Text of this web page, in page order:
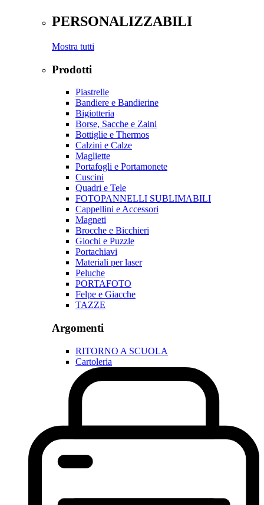
PERSONALIZZABILI
Mostra tutti
Prodotti
Piastrelle
Bandiere e Bandierine
Bigiotteria
Borse, Sacche e Zaini
Bottiglie e Thermos
Calzini e Calze
Magliette
Portafogli e Portamonete
Cuscini
Quadri e Tele
FOTOPANNELLI SUBLIMABILI
Cappellini e Accessori
Magneti
Brocche e Bicchieri
Giochi e Puzzle
Portachiavi
Materiali per laser
Peluche
PORTAFOTO
Felpe e Giacche
TAZZE
Argomenti
RITORNO A SCUOLA
Cartoleria